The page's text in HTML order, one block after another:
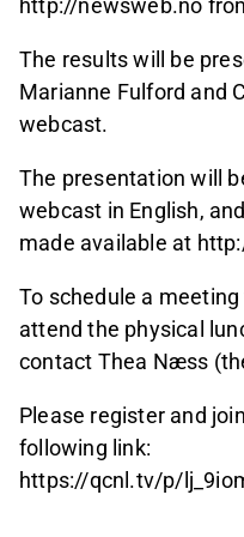
http://newsweb.no
The results will be
Marianne Fulford and
webcast.
The presentation will
webcast in English,
made available at
To schedule a
attend the physical
contact Thea Næss
Please register and
following link:
https://qcnl.tv/p/